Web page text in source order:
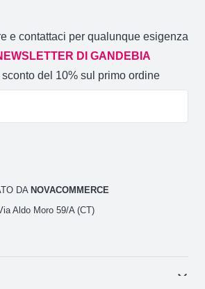
e contattaci per qualunque esigenza
DI GANDEBIA
del 10% sul primo ordine
DA NOVACOMMERCE
Aldo Moro 59/A (CT)